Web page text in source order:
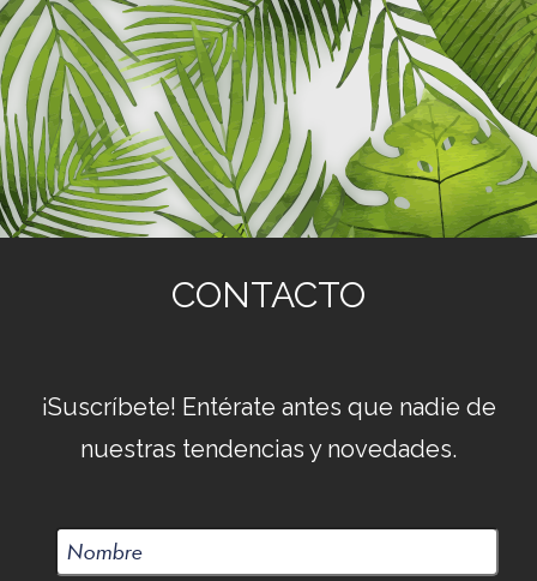
CONTACTO
¡Suscríbete! Entérate antes que nadie de
nuestras tendencias y novedades.